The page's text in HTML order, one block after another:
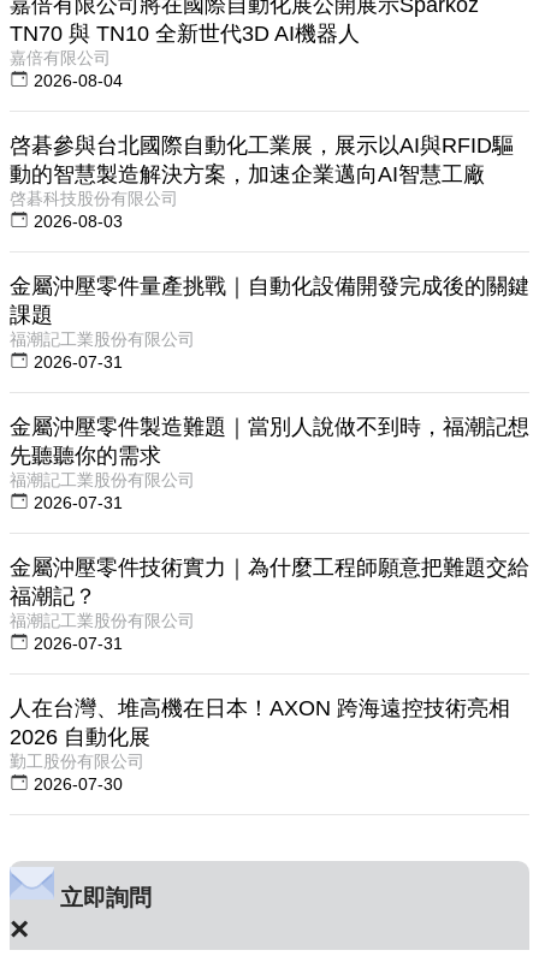
TN70 與 TN10 全新世代3D AI機器人
嘉倍有限公司
2026-08-04
啓碁參與台北國際自動化工業展，展示以AI與RFID驅
動的智慧製造解決方案，加速企業邁向AI智慧工廠
啓碁科技股份有限公司
2026-08-03
金屬沖壓零件量產挑戰｜自動化設備開發完成後的關鍵
課題
福潮記工業股份有限公司
2026-07-31
金屬沖壓零件製造難題｜當別人說做不到時，福潮記想
先聽聽你的需求
福潮記工業股份有限公司
2026-07-31
金屬沖壓零件技術實力｜為什麼工程師願意把難題交給
福潮記？
福潮記工業股份有限公司
2026-07-31
人在台灣、堆高機在日本！AXON 跨海遠控技術亮相
2026 自動化展
勤工股份有限公司
2026-07-30
立即詢問
×